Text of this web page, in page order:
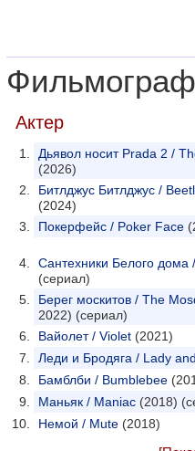
Актер
Дьявол носит Prada 2 /
(2026)
Битлджус Битлджус /
(2024)
Покерфейс / Poker Face
Сантехники Белого дома
(сериал)
Берег москитов / The
2022) (сериал)
Вайолет / Violet (2021)
Леди и Бродяга / Lady
Бамблби / Bumblebee
Маньяк / Maniac (2018)
Немой / Mute (2018)